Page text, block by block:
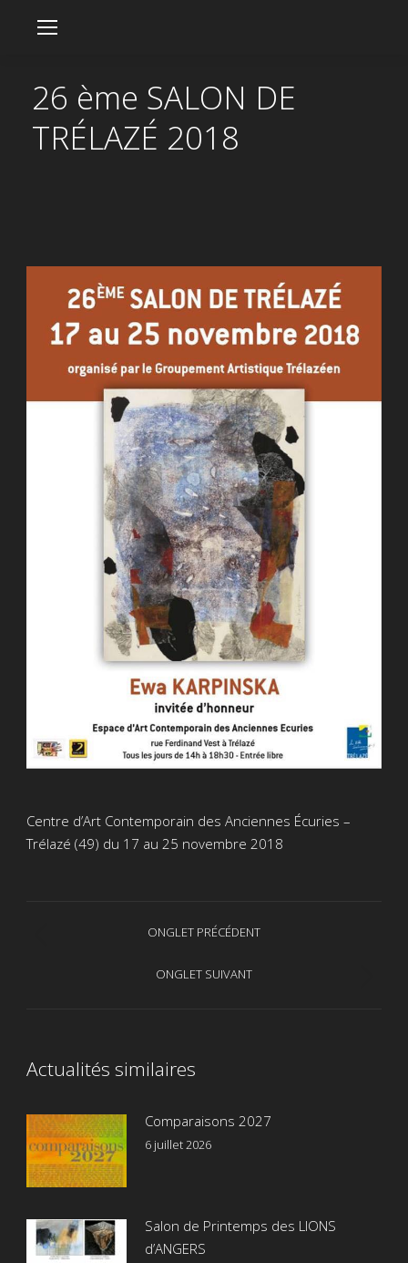
26 ème SALON DE
TRÉLAZÉ 2018
Centre d’Art Contemporain des Anciennes Écuries –
Trélazé (49) du 17 au 25 novembre 2018
NavigationONGLET PRÉCÉDENT
précédent
ONGLET SUIVANT
Actualités similaires
Comparaisons 2027
6 juillet 2026
Salon de Printemps des LIONS
d’ANGERS